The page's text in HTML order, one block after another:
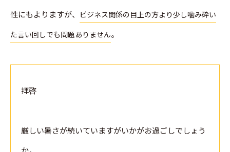
性にもよりますが、
ビジネス関係の目上の方より少し噛み砕い
た言い回しでも問題ありません。
拝啓
厳しい暑さが続いていますがいかがお過ごしでしょう